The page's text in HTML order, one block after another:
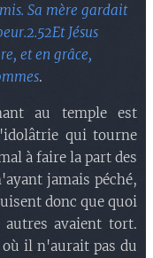
Sa mère gardait
Jésus
et en grâce,
.
au temple est
qui tourne
à faire la part des
jamais péché,
donc que quoi
avaient tort.
il n'aurait pas du